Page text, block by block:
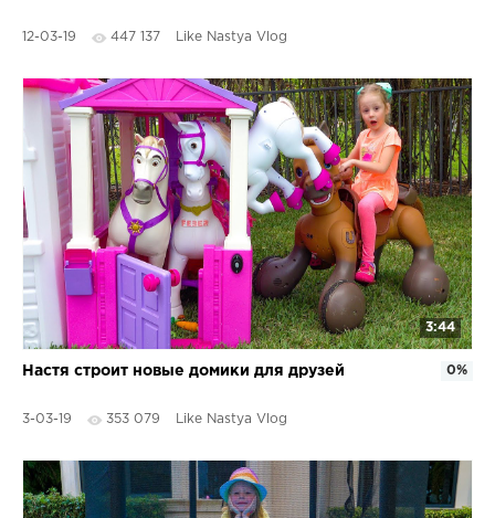
12-03-19 447 137 Like Nastya Vlog
3:44
Настя строит новые домики для друзей
3-03-19 353 079 Like Nastya Vlog
0%